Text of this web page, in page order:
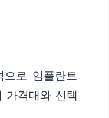
로 임플란트
격대와 선택